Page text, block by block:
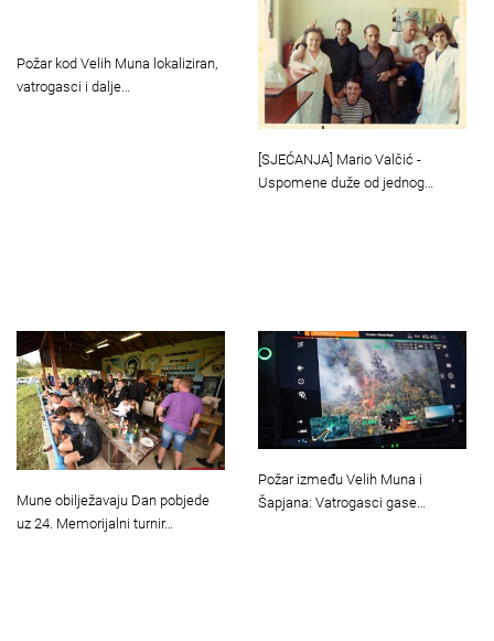
Požar kod Velih Muna lokaliziran,
vatrogasci i dalje…
[SJEĆANJA] Mario Valčić -
Uspomene duže od jednog…
Mune obilježavaju Dan pobjede
uz 24. Memorijalni turnir…
Požar između Velih Muna i
Šapjana: Vatrogasci gase…